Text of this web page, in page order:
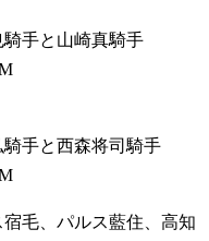
手と山崎真騎手
手と西森将司騎手
毛、パルス藍住、高知